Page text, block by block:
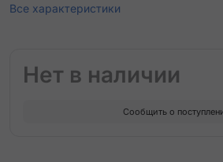
Все характеристики
Нет в наличии
Сообщить о